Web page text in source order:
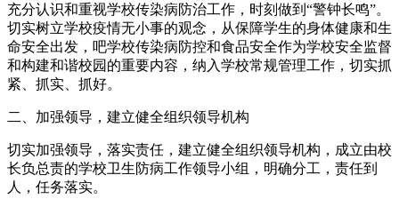
充分认识和重视学校传染病防治工作，时刻做到“警钟长鸣”。
切实树立学校疫情无小事的观念，从保障学生的身体健康和生
命安全出发，吧学校传染病防控和食品安全作为学校安全监督
和构建和谐校园的重要内容，纳入学校常规管理工作，切实抓
紧、抓实、抓好。
二、加强领导，建立健全组织领导机构
切实加强领导，落实责任，建立健全组织领导机构，成立由校
长负总责的学校卫生防病工作领导小组，明确分工，责任到
人，任务落实。